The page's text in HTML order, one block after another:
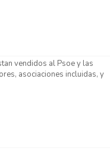
vendidos al Psoe y las
asociaciones incluidas, y